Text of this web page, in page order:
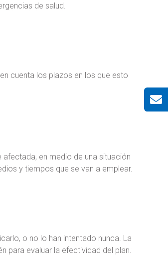
de salud.
cuenta los plazos en los que esto
en medio de una situación
y tiempos que se van a emplear.
o no lo han intentado nunca. La
para evaluar la efectividad del plan.